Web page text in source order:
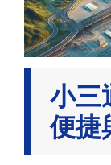
小三
便捷